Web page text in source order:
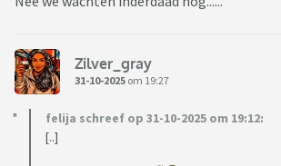
Zilver_gray
31-10-2025 om 19:27
felija schreef op 31-10-2025 om 19:12:
[..]